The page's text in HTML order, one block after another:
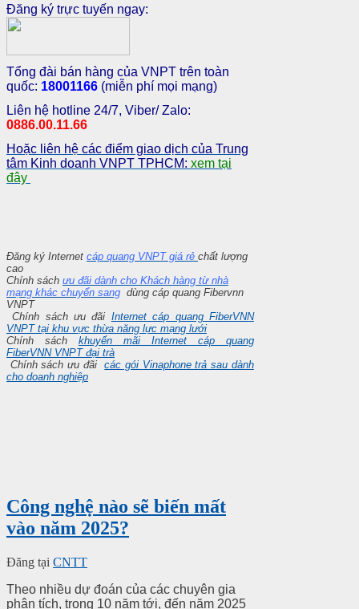
Đăng ký trực tuyến ngay:
Tổng đài bán hàng của VNPT trên toàn
quốc: 18001166 (miễn phí mọi mạng)
Liên hệ hotline 24/7, Viber/ Zalo:
0886.00.11.66
Hoặc liên hệ các điểm giao dịch của Trung
tâm Kinh doanh VNPT TPHCM: xem tại
đây
Đăng ký Internet cáp quang VNPT giá rẻ chất lượng
cao
Chính sách ưu đãi dành cho Khách hàng từ nhà
mạng khác chuyển sang dùng cáp quang Fibervnn
VNPT
Chính sách ưu đãi Internet cáp quang FiberVNN
VNPT tại khu vực thừa năng lực mạng lưới
Chính sách khuyến mãi Internet cáp quang
FiberVNN VNPT đại trà
Chính sách ưu đãicác gói Vinaphone trả sau dành
cho doanh nghiệp
Công nghệ nào sẽ biến mất
vào năm 2025?
Đăng tại CNTT
Theo nhiều dự đoán của các chuyên gia
phân tích, trong 10 năm tới, đến năm 2025